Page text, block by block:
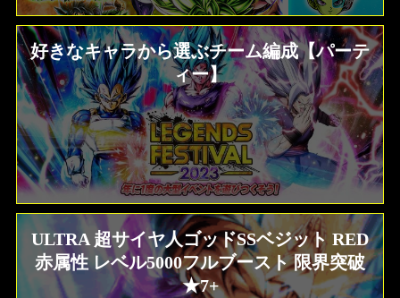
好きなキャラから選ぶチーム編成【パーテ
ィー】
ULTRA 超サイヤ人ゴッドSSベジット RED
赤属性 レベル5000フルブースト 限界突破
★7+